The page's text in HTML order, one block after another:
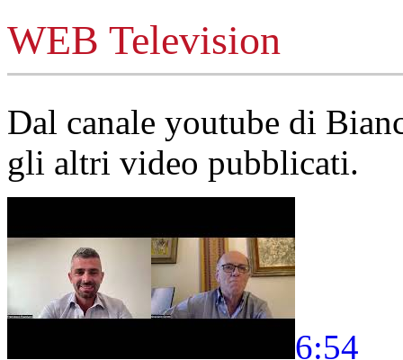
WEB Television
Dal canale youtube di
gli altri video pubblicati.
6:54